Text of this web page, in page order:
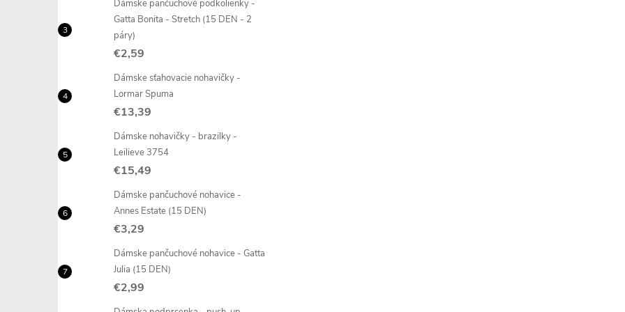
Dámske pančuchové podkolienky -
Gatta Bonita - Stretch (15 DEN - 2
páry)
€2,59
Dámske sťahovacie nohavičky -
Lormar Spuma
€13,39
Dámske nohavičky - brazilky -
Leilieve 3754
€15,49
Dámske pančuchové nohavice -
Annes Estate (15 DEN)
€3,29
Dámske pančuchové nohavice - Gatta
Julia (15 DEN)
€2,99